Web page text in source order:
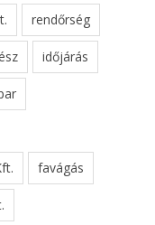
rendőrség
időjárás
favágás